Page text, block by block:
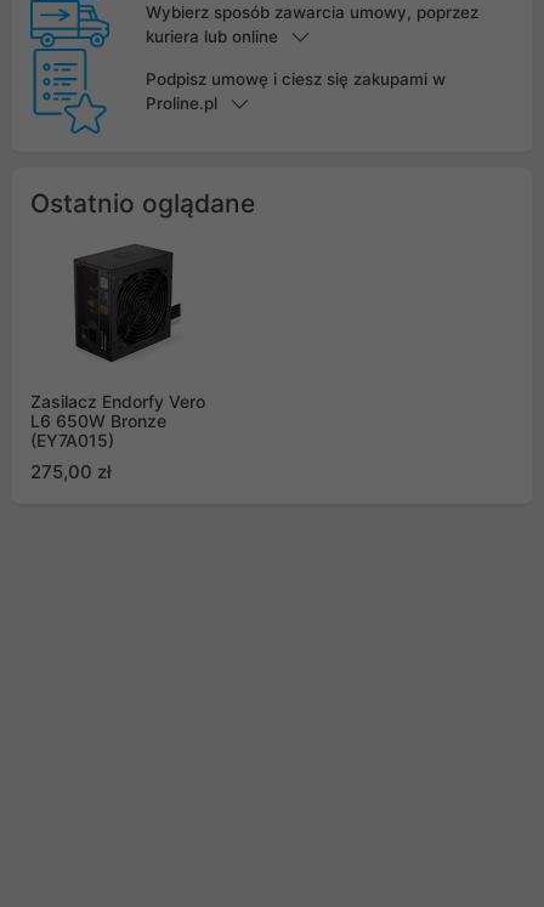
Wybierz sposób zawarcia umowy, poprzez
kuriera lub online
Podpisz umowę i ciesz się zakupami w
Proline.pl
Ostatnio oglądane
Zasilacz Endorfy Vero
L6 650W Bronze
(EY7A015)
275,00 zł